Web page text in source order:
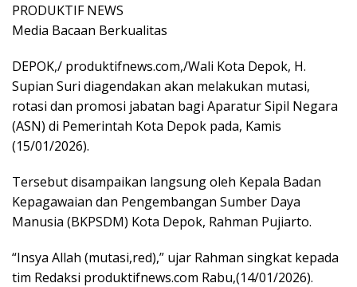
PRODUKTIF NEWS
Media Bacaan Berkualitas
DEPOK,/ produktifnews.com,/Wali Kota Depok, H.
Supian Suri diagendakan akan melakukan mutasi,
rotasi dan promosi jabatan bagi Aparatur Sipil Negara
(ASN) di Pemerintah Kota Depok pada, Kamis
(15/01/2026).
Tersebut disampaikan langsung oleh Kepala Badan
Kepagawaian dan Pengembangan Sumber Daya
Manusia (BKPSDM) Kota Depok, Rahman Pujiarto.
“Insya Allah (mutasi,red),” ujar Rahman singkat kepada
tim Redaksi produktifnews.com Rabu,(14/01/2026).